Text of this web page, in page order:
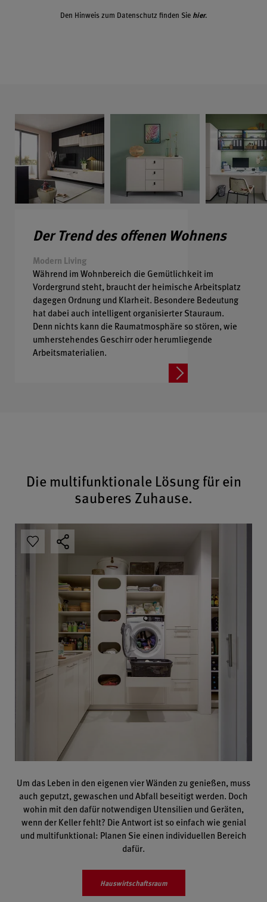
Den Hinweis zum Datenschutz finden Sie hier.
Der Trend des offenen Wohnens
Modern Living
Während im Wohnbereich die Gemütlichkeit im
Vordergrund steht, braucht der heimische Arbeitsplatz
dagegen Ordnung und Klarheit. Besondere Bedeutung
hat dabei auch intelligent organisierter Stauraum.
Denn nichts kann die Raumatmosphäre so stören, wie
umherstehendes Geschirr oder herumliegende
Arbeitsmaterialien.
Die multifunktionale Lösung für ein
sauberes Zuhause.
Um das Leben in den eigenen vier Wänden zu genießen, muss
auch geputzt, gewaschen und Abfall beseitigt werden. Doch
wohin mit den dafür notwendigen Utensilien und Geräten,
wenn der Keller fehlt? Die Antwort ist so einfach wie genial
und multifunktional: Planen Sie einen individuellen Bereich
dafür.
Haus­wirtschaftsraum